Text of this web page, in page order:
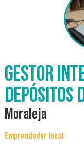
GESTOR
DEPÓSITOS
Moraleja
Emprendedor local